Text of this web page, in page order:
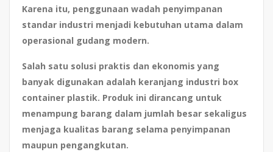
Karena itu, penggunaan wadah penyimpanan
standar industri menjadi kebutuhan utama dalam
operasional gudang modern.
Salah satu solusi praktis dan ekonomis yang
banyak digunakan adalah keranjang industri box
container plastik. Produk ini dirancang untuk
menampung barang dalam jumlah besar sekaligus
menjaga kualitas barang selama penyimpanan
maupun pengangkutan.